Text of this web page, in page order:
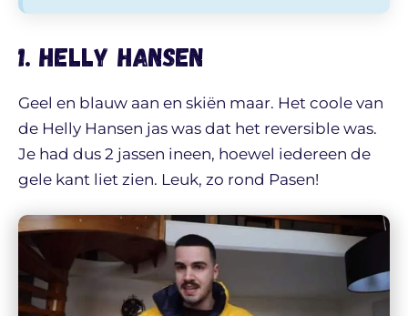
1. Helly Hansen
Geel en blauw aan en skiën maar. Het coole van
de Helly Hansen jas was dat het reversible was.
Je had dus 2 jassen ineen, hoewel iedereen de
gele kant liet zien. Leuk, zo rond Pasen!